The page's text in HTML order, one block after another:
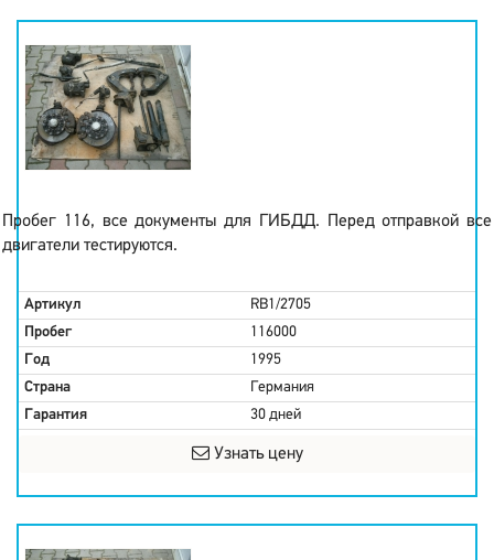
Пробег 116, все документы для ГИБДД. Перед отправкой все
двигатели тестируются.
Артикул
RB1/2705
Пробег
116000
Год
1995
Страна
Германия
Гарантия
30 дней
Узнать цену